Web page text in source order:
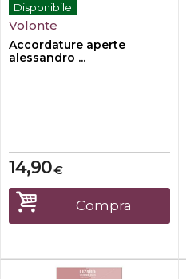
Disponibile
Volonte
Accordature aperte
alessandro ...
€
14,90
Compra